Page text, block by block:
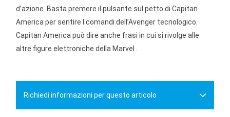
d’azione. Basta premere il pulsante sul petto di Capitan
America per sentire I comandi dell’Avenger tecnologico.
Capitan America può dire anche frasi in cui si rivolge alle
altre figure elettroniche della Marvel .
Richiedi informazioni per questo articolo